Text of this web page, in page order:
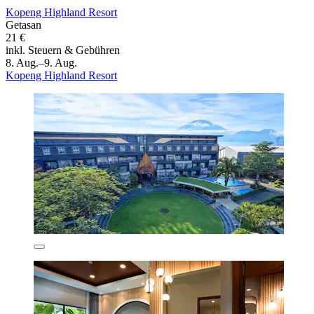
Kopeng Highland Resort
Getasan
21 €
inkl. Steuern & Gebühren
8. Aug.–9. Aug.
Kopeng Highland Resort